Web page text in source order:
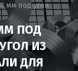
мм под угол
ПОД
ИЗ
ДЛЯ